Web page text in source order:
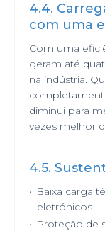
4.4.
com uma
Com uma
geram até
na indústria.
diminui para
vezes melhor
4.5.
• Baixa carga
eletrónicos.
• Proteção de